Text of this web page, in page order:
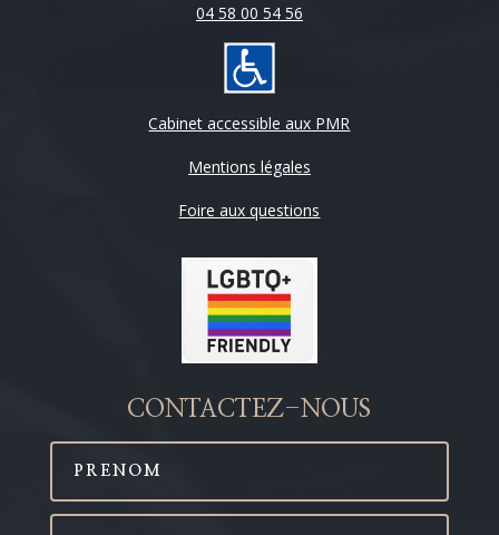
04 58 00 54 56
Cabinet accessible aux PMR
Mentions légales
Foire aux questions
CONTACTEZ-NOUS